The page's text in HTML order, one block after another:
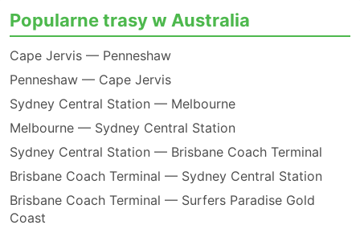
Popularne trasy w Australia
Cape Jervis — Penneshaw
Penneshaw — Cape Jervis
Sydney Central Station — Melbourne
Melbourne — Sydney Central Station
Sydney Central Station — Brisbane Coach Terminal
Brisbane Coach Terminal — Sydney Central Station
Brisbane Coach Terminal — Surfers Paradise Gold
Coast